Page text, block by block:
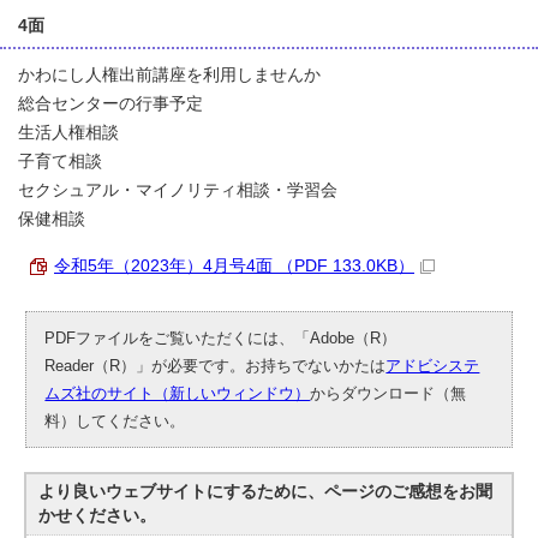
4面
かわにし人権出前講座を利用しませんか
総合センターの行事予定
生活人権相談
子育て相談
セクシュアル・マイノリティ相談・学習会
保健相談
令和5年（2023年）4月号4面 （PDF 133.0KB）
PDFファイルをご覧いただくには、「Adobe（R）
Reader（R）」が必要です。お持ちでないかたはアドビシステ
ムズ社のサイト（新しいウィンドウ）からダウンロード（無
料）してください。
より良いウェブサイトにするために、ページのご感想をお聞
かせください。